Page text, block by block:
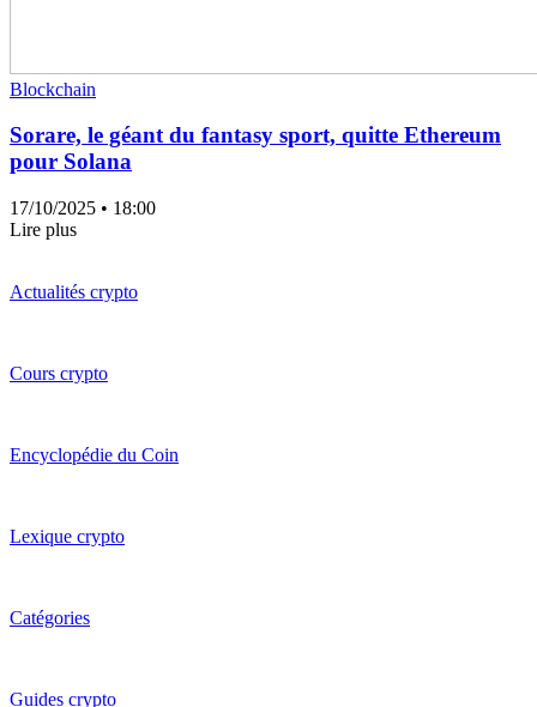
Blockchain
Sorare, le géant du fantasy sport, quitte Ethereum
pour Solana
17/10/2025 • 18:00
Lire plus
Actualités crypto
Cours crypto
Encyclopédie du Coin
Lexique crypto
Catégories
Guides crypto